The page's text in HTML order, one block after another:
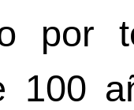
por
100